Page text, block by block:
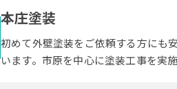
本庄塗装
初めて外壁塗装をご依頼する方にも
います。市原を中心に塗装工事を実